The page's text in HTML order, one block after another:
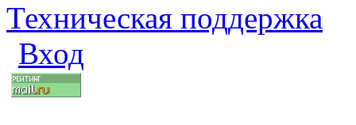
Техническая поддержка
Вход